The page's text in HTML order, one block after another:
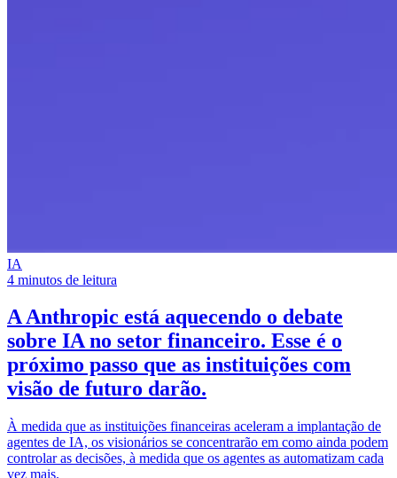
IA
4 minutos de leitura
A Anthropic está aquecendo o debate
sobre IA no setor financeiro. Esse é o
próximo passo que as instituições com
visão de futuro darão.
À medida que as instituições financeiras aceleram a implantação de
agentes de IA, os visionários se concentrarão em como ainda podem
controlar as decisões, à medida que os agentes as automatizam cada
vez mais.